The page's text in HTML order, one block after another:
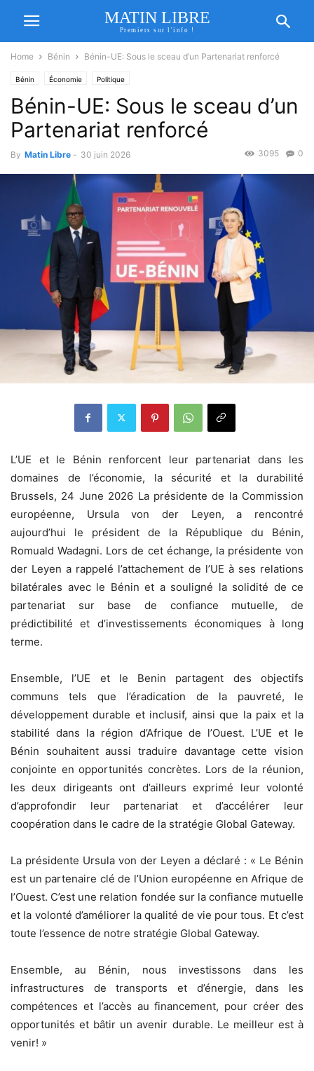
MATIN LIBRE
Premiers sur l'info !
Home Bénin Bénin-UE: Sous le sceau d’un Partenariat renforcé
Bénin Économie Politique
Bénin-UE: Sous le sceau d’un
Partenariat renforcé
By Matin Libre - 30 juin 2026 0
3095
L’UE et le Bénin renforcent leur partenariat dans les
domaines de l’économie, la sécurité et la durabilité
Brussels, 24 June 2026 La présidente de la Commission
européenne, Ursula von der Leyen, a rencontré
aujourd’hui le président de la République du Bénin,
Romuald Wadagni. Lors de cet échange, la présidente von
der Leyen a rappelé l’attachement de l’UE à ses relations
bilatérales avec le Bénin et a souligné la solidité de ce
partenariat sur base de confiance mutuelle, de
prédictibilité et d’investissements économiques à long
terme.
Ensemble, l’UE et le Benin partagent des objectifs
communs tels que l’éradication de la pauvreté, le
développement durable et inclusif, ainsi que la paix et la
stabilité dans la région d’Afrique de l’Ouest. L’UE et le
Bénin souhaitent aussi traduire davantage cette vision
conjointe en opportunités concrètes. Lors de la réunion,
les deux dirigeants ont d’ailleurs exprimé leur volonté
d’approfondir leur partenariat et d’accélérer leur
coopération dans le cadre de la stratégie Global Gateway.
La présidente Ursula von der Leyen a déclaré : « Le Bénin
est un partenaire clé de l’Union européenne en Afrique de
l’Ouest. C’est une relation fondée sur la confiance mutuelle
et la volonté d’améliorer la qualité de vie pour tous. Et c’est
toute l’essence de notre stratégie Global Gateway.
Ensemble, au Bénin, nous investissons dans les
infrastructures de transports et d’énergie, dans les
compétences et l’accès au financement, pour créer des
opportunités et bâtir un avenir durable. Le meilleur est à
venir! »